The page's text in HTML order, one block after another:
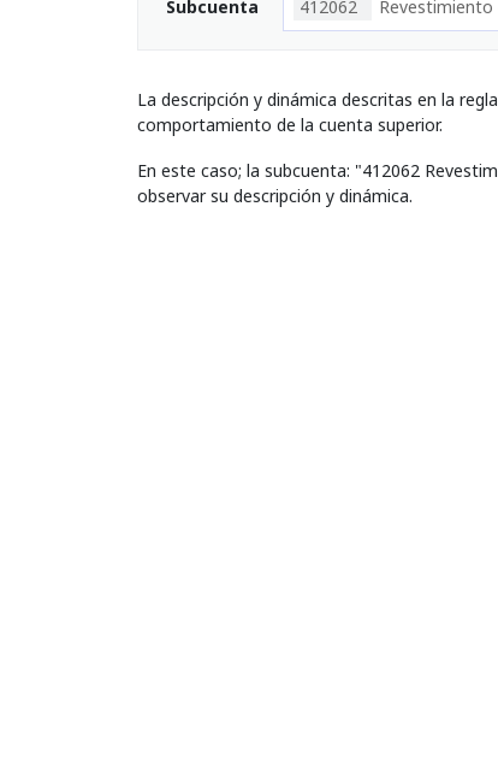
Subcuenta 412062 Revestimiento
La descripción y dinámica descritas en la
comportamiento de la cuenta superior.
En este caso; la subcuenta: "412062
observar su descripción y dinámica.